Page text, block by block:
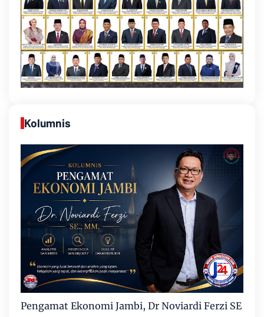
Kolumnis
Pengamat Ekonomi Jambi, Dr Noviardi Ferzi SE